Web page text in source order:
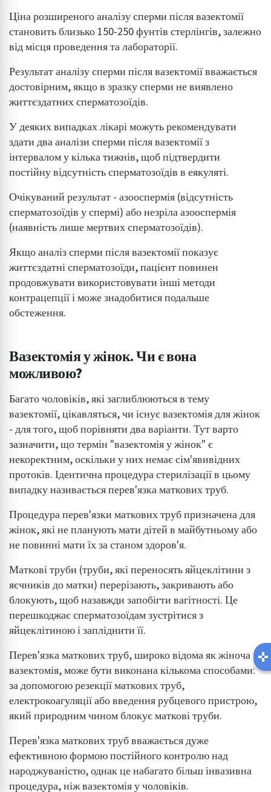
Ціна розширеного аналізу сперми після вазектомії
становить близько 150-250 фунтів стерлінгів, залежно
від місця проведення та лабораторії.
Результат аналізу сперми після вазектомії вважається
достовірним, якщо в зразку сперми не виявлено
життєздатних сперматозоїдів.
У деяких випадках лікарі можуть рекомендувати
здати два аналізи сперми після вазектомії з
інтервалом у кілька тижнів, щоб підтвердити
постійну відсутність сперматозоїдів в еякуляті.
Очікуваний результат - азооспермія (відсутність
сперматозоїдів у спермі) або незріла азооспермія
(наявність лише мертвих сперматозоїдів).
Якщо аналіз сперми після вазектомії показує
життєздатні сперматозоїди, пацієнт повинен
продовжувати використовувати інші методи
контрацепції і може знадобитися подальше
обстеження.
Вазектомія у жінок. Чи є вона
можливою?
Багато чоловіків, які заглиблюються в тему
вазектомії, цікавляться, чи існує вазектомія для жінок
- для того, щоб порівняти два варіанти. Тут варто
зазначити, що термін "вазектомія у жінок" є
некоректним, оскільки у них немає сім'явивідних
протоків. Ідентична процедура стерилізації в цьому
випадку називається перев'язка маткових труб.
Процедура перев'язки маткових труб призначена для
жінок, які не планують мати дітей в майбутньому або
не повинні мати їх за станом здоров'я.
Маткові труби (труби, які переносять яйцеклітини з
яєчників до матки) перерізають, закривають або
блокують, щоб назавжди запобігти вагітності. Це
перешкоджає сперматозоїдам зустрітися з
яйцеклітиною і запліднити її.
Перев'язка маткових труб, широко відома як жіноча
вазектомія, може бути виконана кількома способами:
за допомогою резекції маткових труб,
електрокоагуляції або введення рубцевого пристрою,
який природним чином блокує маткові труби.
Перев'язка маткових труб вважається дуже
ефективною формою постійного контролю над
народжуваністю, однак це набагато більш інвазивна
процедура, ніж вазектомія у чоловіків.